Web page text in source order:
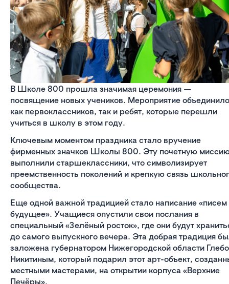
В Школе 800 прошла значимая церемония —
посвящение новых учеников. Мероприятие объединило
как первоклассников, так и ребят, которые перешли
учиться в школу в этом году.
Ключевым моментом праздника стало вручение
фирменных значков Школы 800. Эту почетную
выполнили старшеклассники, что символизирует
преемственность поколений и крепкую связь
сообщества.
Еще одной важной традицией стало написание «писем
будущее». Учащиеся опустили свои послания в
специальный «Зелёный росток», где они будут
до самого выпускного вечера. Эта добрая традиция
заложена губернатором Нижегородской области
Никитиным, который подарил этот арт-объект,
местными мастерами, на открытии корпуса «Верхние
Печёры».